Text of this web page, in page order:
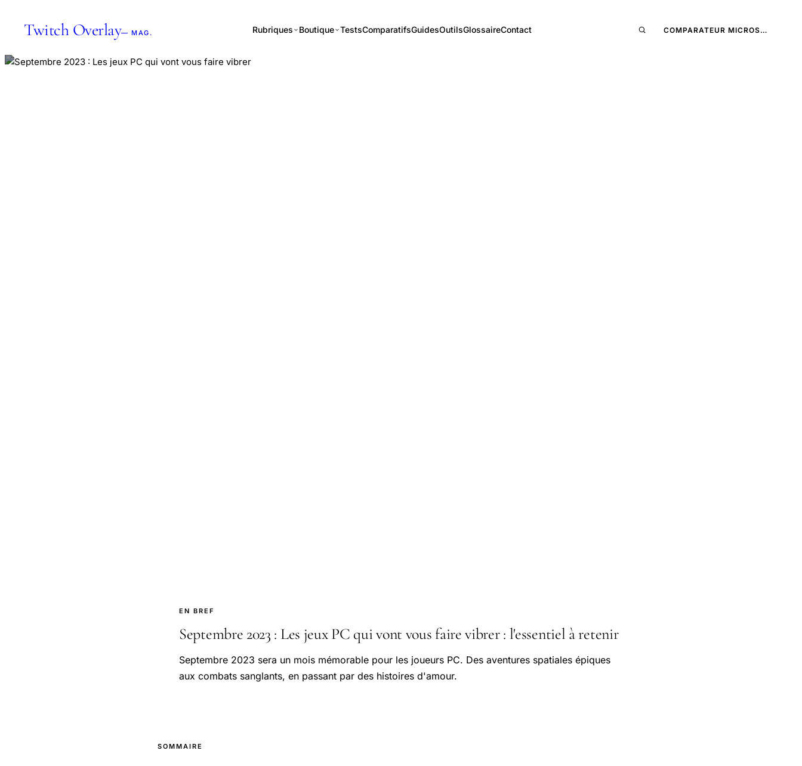
Twitch Overlay— MAG. Rubriques Boutique TestsComparatifsGuidesOutilsGlossaireContact COMPARATEUR MICROS…
EN BREF
Septembre 2023 : Les jeux PC qui vont vous faire vibrer : l'essentiel à retenir
Septembre 2023 sera un mois mémorable pour les joueurs PC. Des aventures spatiales épiques
aux combats sanglants, en passant par des histoires d'amour.
SOMMAIRE